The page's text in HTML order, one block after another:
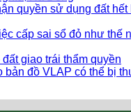
quyền sử dụng đất hết
cấp sai sổ đỏ như thế
giao trái thẩm quyền
bản đồ VLAP có thể bị